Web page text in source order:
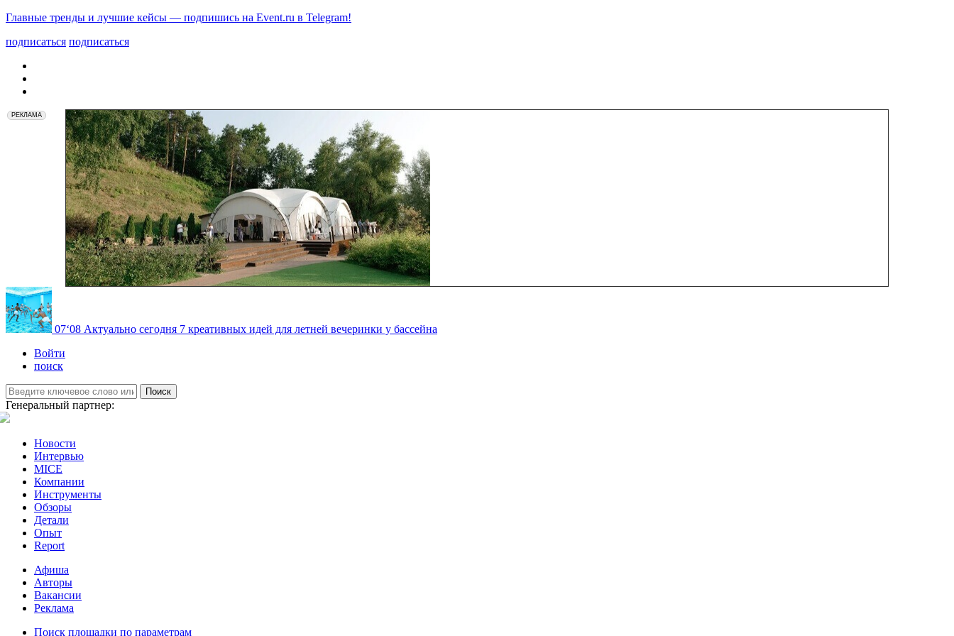
Главные тренды и лучшие кейсы — подпишись на Event.ru в Telegram!
подписаться подписаться
РЕКЛАМА
07‘08 Актуально сегодня 7 креативных идей для летней вечеринки у бассейна
Войти
поиск
Поиск
Генеральный партнер:
Новости
Интервью
MICE
Компании
Инструменты
Обзоры
Детали
Опыт
Report
Афиша
Авторы
Вакансии
Реклама
Поиск площадки по параметрам